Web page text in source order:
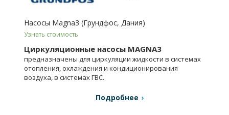
Насосы Magna3 (Грундфос, Дания)
Узнать стоимость
Циркуляционные насосы MAGNA3
предназначены для циркуляции жидкости в системах
отопления, охлаждения и кондиционирования
воздуха, в системах ГВС.
Подробнее